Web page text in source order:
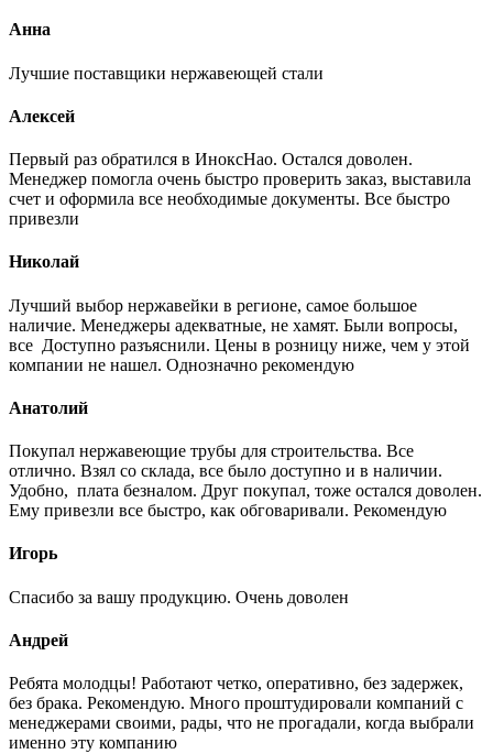
Анна
Лучшие поставщики нержавеющей стали
Алексей
Первый раз обратился в ИноксНао. Остался доволен.
Менеджер помогла очень быстро проверить заказ, выставила
счет и оформила все необходимые документы. Все быстро
привезли
Николай
Лучший выбор нержавейки в регионе, самое большое
наличие. Менеджеры адекватные, не хамят. Были вопросы,
все Доступно разъяснили. Цены в розницу ниже, чем у этой
компании не нашел. Однозначно рекомендую
Анатолий
Покупал нержавеющие трубы для строительства. Все
отлично. Взял со склада, все было доступно и в наличии.
Удобно, плата безналом. Друг покупал, тоже остался доволен.
Ему привезли все быстро, как обговаривали. Рекомендую
Игорь
Спасибо за вашу продукцию. Очень доволен
Андрей
Ребята молодцы! Работают четко, оперативно, без задержек,
без брака. Рекомендую. Много проштудировали компаний с
менеджерами своими, рады, что не прогадали, когда выбрали
именно эту компанию